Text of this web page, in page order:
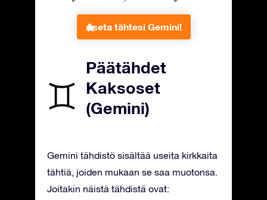
Aseta tähtesi Gemini!
Päätähdet
Kaksoset
(Gemini)
Gemini tähdistö sisältää useita kirkkaita
tähtiä, joiden mukaan se saa muotonsa.
Joitakin näistä tähdistä ovat: